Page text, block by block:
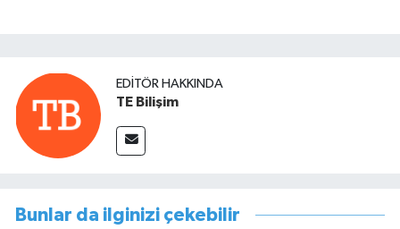
EDITÖR HAKKINDA
TE Bilişim
Bunlar da ilginizi çekebilir